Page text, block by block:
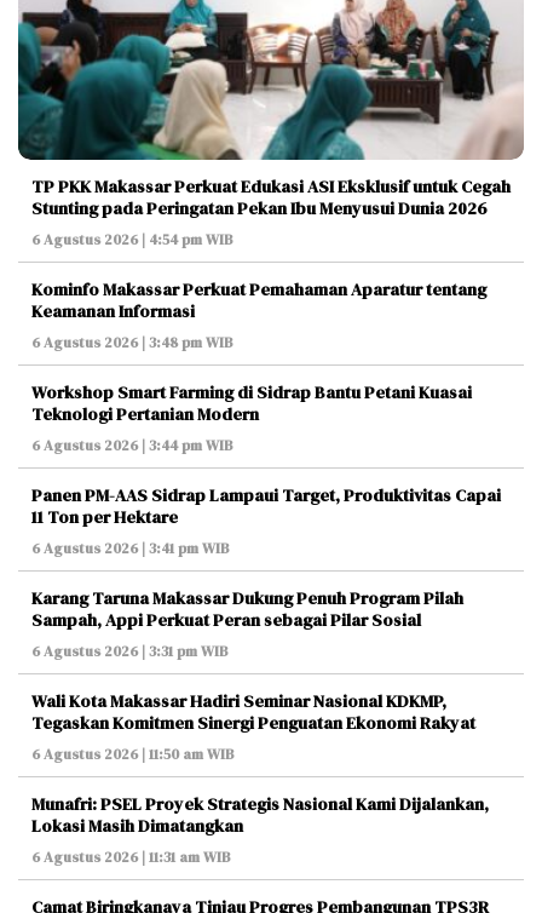
TP PKK Makassar Perkuat Edukasi ASI Eksklusif untuk Cegah
Stunting pada Peringatan Pekan Ibu Menyusui Dunia 2026
6 Agustus 2026 | 4:54 pm WIB
Kominfo Makassar Perkuat Pemahaman Aparatur tentang
Keamanan Informasi
6 Agustus 2026 | 3:48 pm WIB
Workshop Smart Farming di Sidrap Bantu Petani Kuasai
Teknologi Pertanian Modern
6 Agustus 2026 | 3:44 pm WIB
Panen PM-AAS Sidrap Lampaui Target, Produktivitas Capai
11 Ton per Hektare
6 Agustus 2026 | 3:41 pm WIB
Karang Taruna Makassar Dukung Penuh Program Pilah
Sampah, Appi Perkuat Peran sebagai Pilar Sosial
6 Agustus 2026 | 3:31 pm WIB
Wali Kota Makassar Hadiri Seminar Nasional KDKMP,
Tegaskan Komitmen Sinergi Penguatan Ekonomi Rakyat
6 Agustus 2026 | 11:50 am WIB
Munafri: PSEL Proyek Strategis Nasional Kami Dijalankan,
Lokasi Masih Dimatangkan
6 Agustus 2026 | 11:31 am WIB
Camat Biringkanaya Tinjau Progres Pembangunan TPS3R